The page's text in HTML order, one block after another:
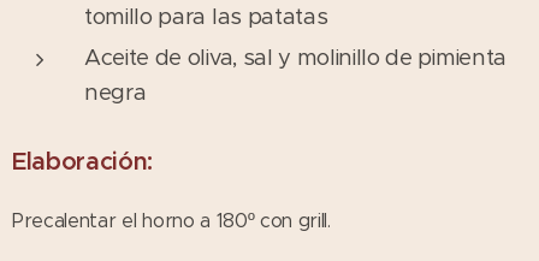
tomillo para las patatas
Aceite de oliva, sal y molinillo de pimienta
negra
Elaboración:
Precalentar el horno a 180º con grill.